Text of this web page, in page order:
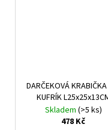
DARČEKOVÁ
KUFRÍK
Skladem (>5 ks)
478 Kč